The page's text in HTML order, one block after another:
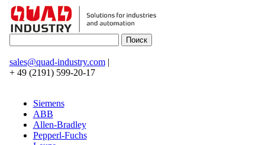
sales@quad-industry.com|
+ 49 (2191) 599-20-17
Siemens
ABB
Allen-Bradley
Pepperl-Fuchs